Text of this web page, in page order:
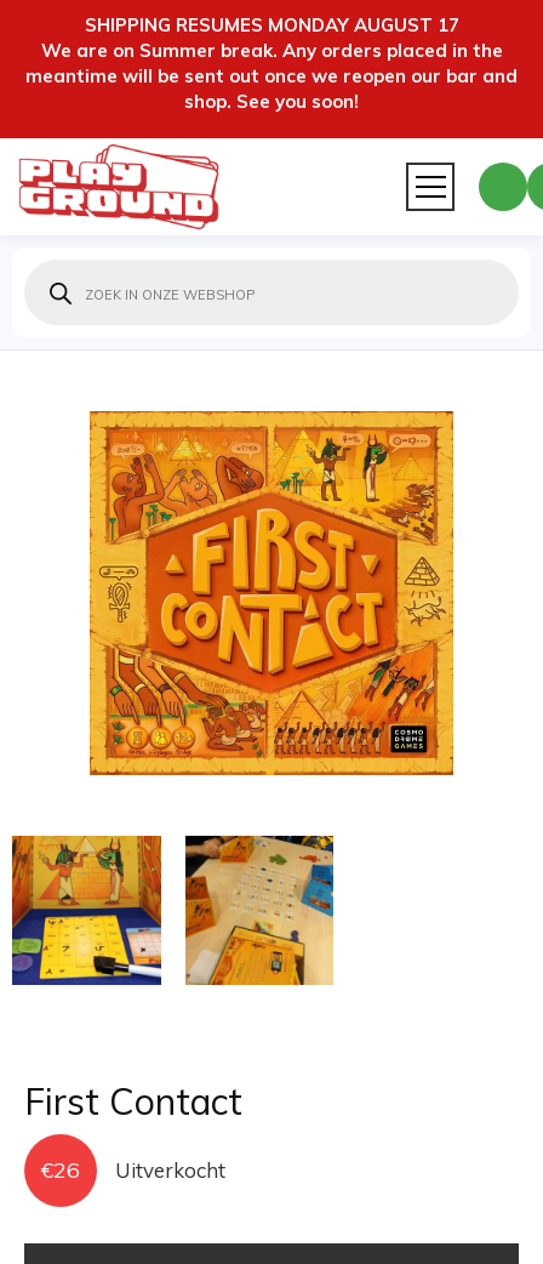
SHIPPING RESUMES MONDAY AUGUST 17
We are on Summer break. Any orders placed in the
meantime will be sent out once we reopen our bar and
shop. See you soon!
zoeken
First Contact
€26 Uitverkocht